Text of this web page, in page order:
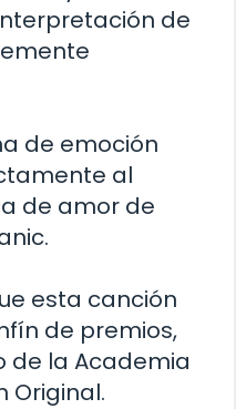
de
de emoción
al
de amor de
esta canción
de premios,
de la Academia
Original.